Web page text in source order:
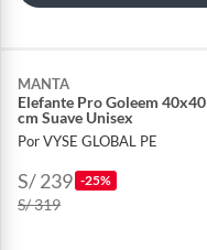
MANTA
Elefante Pro Goleem 40x40
cm Suave Unisex
Por VYSE GLOBAL PE
S/ 239 -25%
S/ 319